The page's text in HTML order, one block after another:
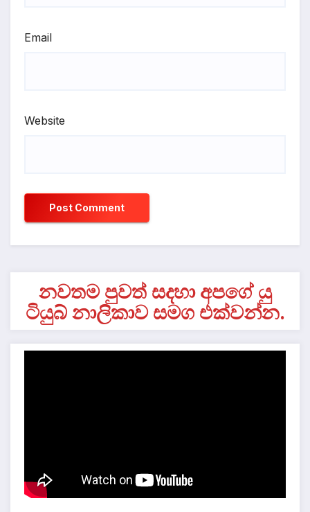
Email
Website
නවතම පුවත් සදහා අපගේ යු
ටියුබ් නාලිකාව සමග එක්වන්න.